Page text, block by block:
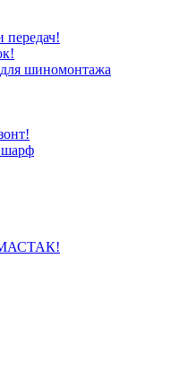
передач!
шиномонтажа
шарф
МАСТАК!